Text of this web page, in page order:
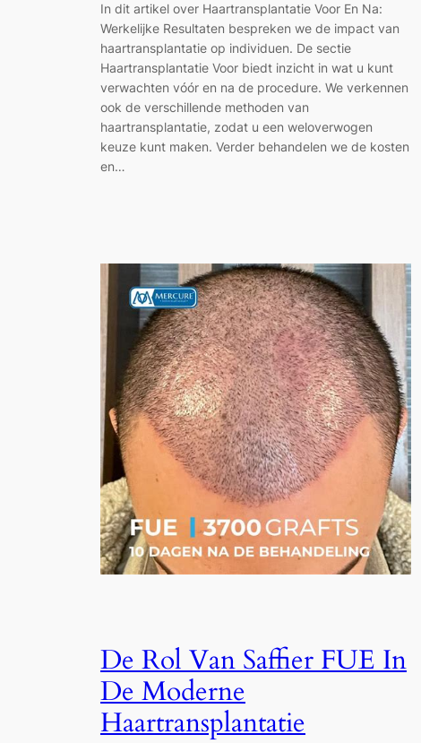
In dit artikel over Haartransplantatie Voor En Na:
Werkelijke Resultaten bespreken we de impact van
haartransplantatie op individuen. De sectie
Haartransplantatie Voor biedt inzicht in wat u kunt
verwachten vóór en na de procedure. We verkennen
ook de verschillende methoden van
haartransplantatie, zodat u een weloverwogen
keuze kunt maken. Verder behandelen we de kosten
en…
De Rol Van Saffier FUE In
De Moderne
Haartransplantatie